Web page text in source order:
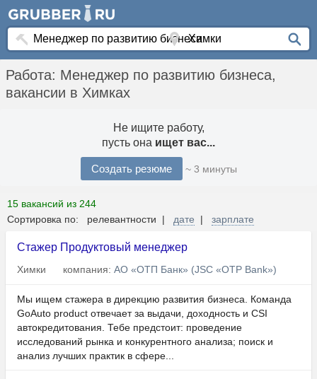
Работа: Менеджер по развитию бизнеса,
вакансии в Химках
Не ищите работу,
пусть она ищет вас...
Создать резюме ~ 3 минуты
15 вакансий из 244
Сортировка по: релевантности | дате | зарплате
Стажер Продуктовый менеджер
Химки компания: АО «ОТП Банк» (JSC «OTP Bank»)
Мы ищем стажера в дирекцию развития бизнеса. Команда
GoAuto product отвечает за выдачи, доходность и CSI
автокредитования. Тебе предстоит: проведение
исследований рынка и конкурентного анализа; поиск и
анализ лучших практик в сфере...